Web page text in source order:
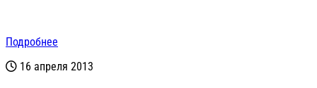
Подробнее
16 апреля 2013